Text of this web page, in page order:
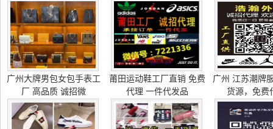
广州大牌男包女包手表工
厂 高品质 诚招微
莆田运动鞋工厂直销 免费
代理 一件代发品
广州 江苏潮牌
货源，免费